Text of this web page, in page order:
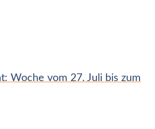
Woche vom 27. Juli bis zum